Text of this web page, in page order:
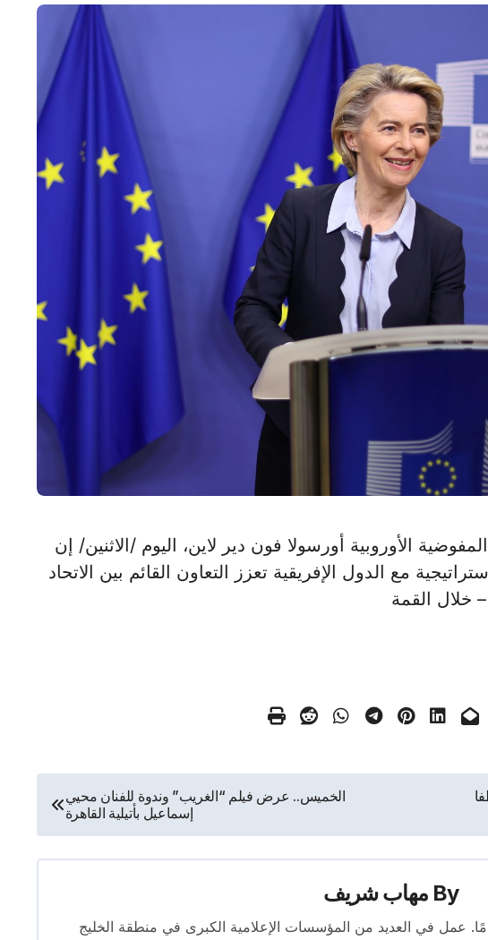
المفوضية الأوروبية أورسولا فون دير لاين، اليوم /الاثنين/ إن
مع الدول الإفريقية تعزز التعاون القائم بين الاتحاد
خلال القمة
عن 12 موظفا
الخميس.. عرض فيلم “الغريب” وندوة للفنان محيي
إسماعيل بأتيلية القاهرة
By مهاب شريف
اقتصادي ذو خبرة تتجاوز 16 عامًا. عمل في العديد من المؤسسات الإعلامية الكبرى في منطقة الخليج